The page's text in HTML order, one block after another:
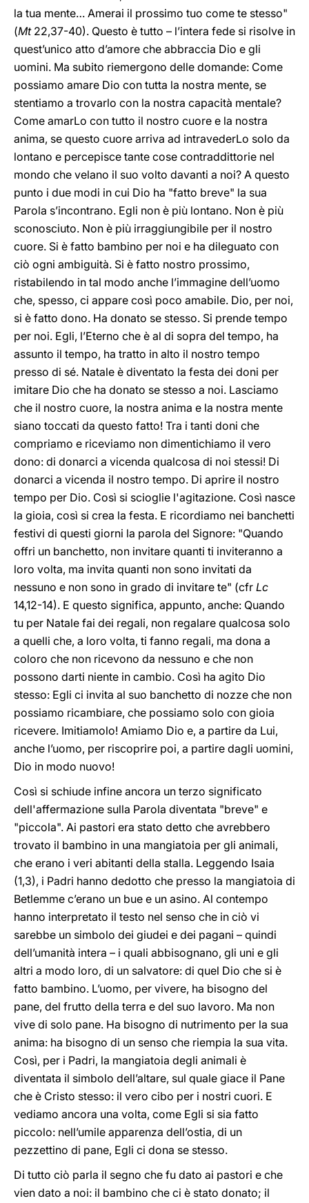
la tua mente… Amerai il prossimo tuo come te stesso"
(Mt22,37-40). Questo è tutto – l’intera fede si risolve in
quest’unico atto d’amore che abbraccia Dio e gli
uomini. Ma subito riemergono delle domande: Come
possiamo amare Dio con tutta la nostra mente, se
stentiamo a trovarlo con la nostra capacità mentale?
Come amarLo con tutto il nostro cuore e la nostra
anima, se questo cuore arriva ad intravederLo solo da
lontano e percepisce tante cose contraddittorie nel
mondo che velano il suo volto davanti a noi? A questo
punto i due modi in cui Dio ha "fatto breve" la sua
Parola s’incontrano. Egli non è più lontano. Non è più
sconosciuto. Non è più irraggiungibile per il nostro
cuore. Si è fatto bambino per noi e ha dileguato con
ciò ogni ambiguità. Si è fatto nostro prossimo,
ristabilendo in tal modo anche l’immagine dell’uomo
che, spesso, ci appare così poco amabile. Dio, per noi,
si è fatto dono. Ha donato se stesso. Si prende tempo
per noi. Egli, l’Eterno che è al di sopra del tempo, ha
assunto il tempo, ha tratto in alto il nostro tempo
presso di sé. Natale è diventato la festa dei doni per
imitare Dio che ha donato se stesso a noi. Lasciamo
che il nostro cuore, la nostra anima e la nostra mente
siano toccati da questo fatto! Tra i tanti doni che
compriamo e riceviamo non dimentichiamo il vero
dono: di donarci a vicenda qualcosa di noi stessi! Di
donarci a vicenda il nostro tempo. Di aprire il nostro
tempo per Dio. Così si scioglie l'agitazione. Così nasce
la gioia, così si crea la festa. E ricordiamo nei banchetti
festivi di questi giorni la parola del Signore: "Quando
offri un banchetto, non invitare quanti ti inviteranno a
loro volta, ma invita quanti non sono invitati da
nessuno e non sono in grado di invitare te" (cfr Lc
14,12-14). E questo significa, appunto, anche: Quando
tu per Natale fai dei regali, non regalare qualcosa solo
a quelli che, a loro volta, ti fanno regali, ma dona a
coloro che non ricevono da nessuno e che non
possono darti niente in cambio. Così ha agito Dio
stesso: Egli ci invita al suo banchetto di nozze che non
possiamo ricambiare, che possiamo solo con gioia
ricevere. Imitiamolo! Amiamo Dio e, a partire da Lui,
anche l’uomo, per riscoprire poi, a partire dagli uomini,
Dio in modo nuovo!
Così si schiude infine ancora un terzo significato
dell'affermazione sulla Parola diventata "breve" e
"piccola". Ai pastori era stato detto che avrebbero
trovato il bambino in una mangiatoia per gli animali,
che erano i veri abitanti della stalla. Leggendo Isaia
(1,3), i Padri hanno dedotto che presso la mangiatoia di
Betlemme c’erano un bue e un asino. Al contempo
hanno interpretato il testo nel senso che in ciò vi
sarebbe un simbolo dei giudei e dei pagani – quindi
dell’umanità intera – i quali abbisognano, gli uni e gli
altri a modo loro, di un salvatore: di quel Dio che si è
fatto bambino. L’uomo, per vivere, ha bisogno del
pane, del frutto della terra e del suo lavoro. Ma non
vive di solo pane. Ha bisogno di nutrimento per la sua
anima: ha bisogno di un senso che riempia la sua vita.
Così, per i Padri, la mangiatoia degli animali è
diventata il simbolo dell’altare, sul quale giace il Pane
che è Cristo stesso: il vero cibo per i nostri cuori. E
vediamo ancora una volta, come Egli si sia fatto
piccolo: nell’umile apparenza dell’ostia, di un
pezzettino di pane, Egli ci dona se stesso.
Di tutto ciò parla il segno che fu dato ai pastori e che
vien dato a noi: il bambino che ci è stato donato; il